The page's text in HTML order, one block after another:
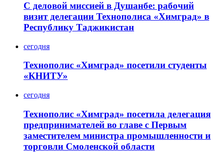
С деловой миссией в Душанбе: рабочий
визит делегации Технополиса «Химград» в
Республику Таджикистан
сегодня
Технополис «Химград» посетили студенты
«КНИТУ»
сегодня
Технополис «Химград» посетила делегация
предпринимателей во главе с Первым
заместителем министра промышленности и
торговли Смоленской области